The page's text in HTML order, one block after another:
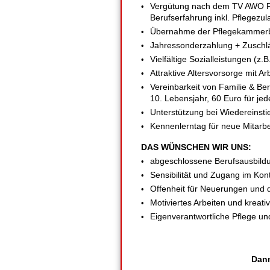
Vergütung nach dem TV AWO
Berufserfahrung inkl.
Übernahme der
Jahressonderzahlung +
Vielfältige Sozialleistungen
Attraktive Altersvorsorge mit
Vereinbarkeit von Familie &
10. Lebensjahr, 60 Euro für
Unterstützung bei
Kennenlerntag für neue
DAS WÜNSCHEN WIR UNS:
abgeschlossene
Sensibilität und Zugang im
Offenheit für Neuerungen und
Motiviertes Arbeiten und
Eigenverantwortliche Pflege